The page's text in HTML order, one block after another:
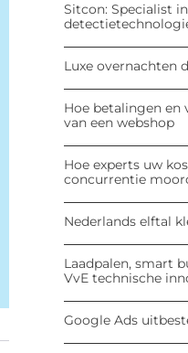
Sitcon: Specialist
Luxe overnachten
Hoe betalingen en
van een webshop
Hoe experts uw
concurrentie
Nederlands elftal
Laadpalen, smart
VvE technische
Google Ads